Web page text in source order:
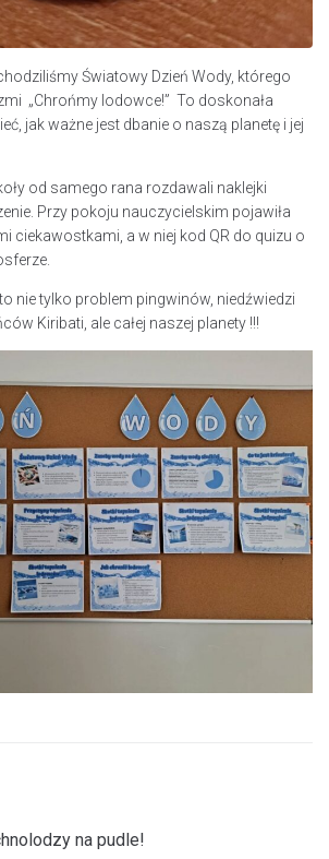
Światowy Dzień Wody, którego
„Chrońmy lodowce!” To doskonała
jak ważne jest dbanie o naszą planetę i jej
od samego rana rozdawali naklejki
Przy pokoju nauczycielskim pojawiła
ciekawostkami, a w niej kod QR do quizu o
nie tylko problem pingwinów, niedźwiedzi
Kiribati, ale całej naszej planety !!!
na pudle!